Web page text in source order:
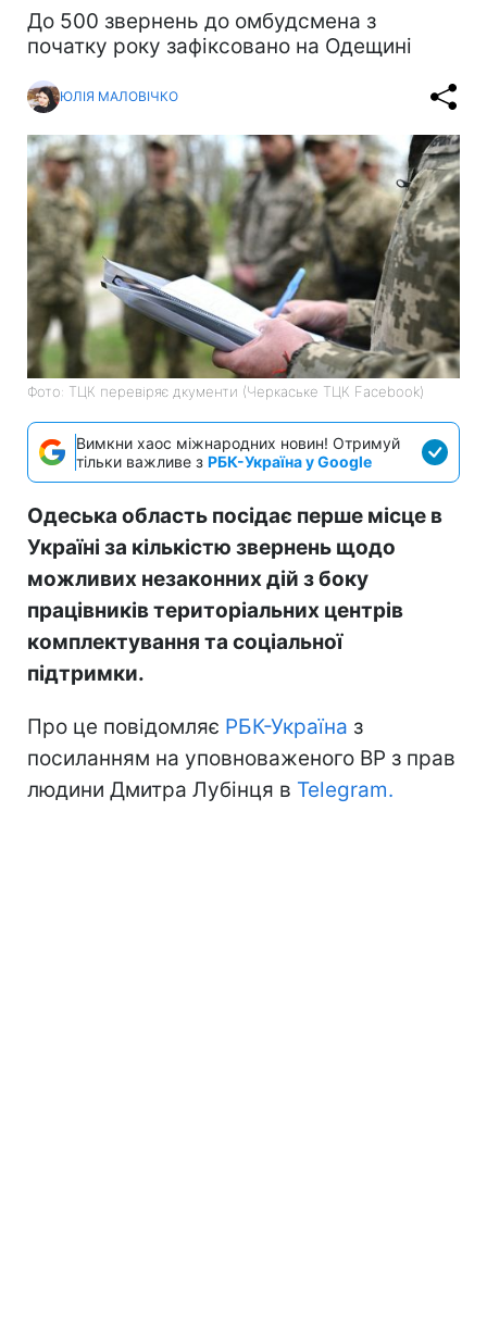
До 500 звернень до омбудсмена з
початку року зафіксовано на Одещині
ЮЛІЯ МАЛОВІЧКО
Фото: ТЦК перевіряє дкументи (Черкаське ТЦК Facebook)
Вимкни хаос міжнародних новин! Отримуй
тільки важливе з РБК-Україна у Google
Одеська область посідає перше місце в
Україні за кількістю звернень щодо
можливих незаконних дій з боку
працівників територіальних центрів
комплектування та соціальної
підтримки.
Про це повідомляє РБК-Україна з
посиланням на уповноваженого ВР з прав
людини Дмитра Лубінця в Telegram.